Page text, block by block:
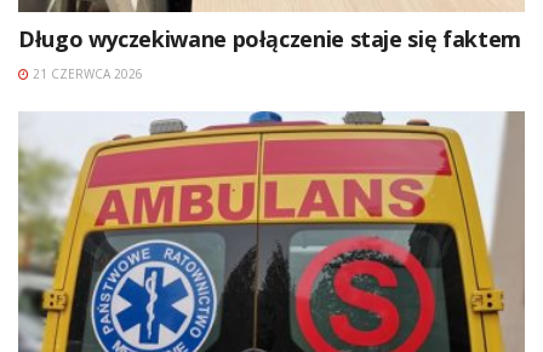
Długo wyczekiwane połączenie staje się faktem
21 CZERWCA 2026